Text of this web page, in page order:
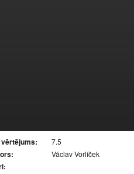
vērtējums: 7.5
Václav Vorlíček